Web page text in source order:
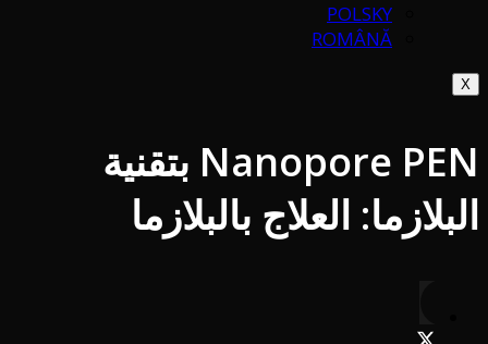
POLSKY
ROMÂNĂ
X
Nanopore PEN بتقنية
البلازما: العلاج بالبلازما